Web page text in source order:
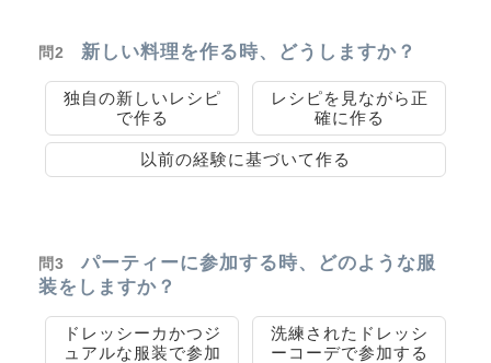
問2 新しい料理を作る時、どうしますか？
独自の新しいレシピ
で作る
レシピを見ながら正
確に作る
以前の経験に基づいて作る
問3
パーティーに参加する時、どのような服
装をしますか？
ドレッシーカかつジ
ュアルな服装で参加
洗練されたドレッシ
ーコーデで参加する